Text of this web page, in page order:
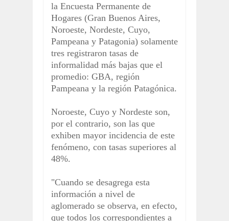
la Encuesta Permanente de
Hogares (Gran Buenos Aires,
Noroeste, Nordeste, Cuyo,
Pampeana y Patagonia) solamente
tres registraron tasas de
informalidad más bajas que el
promedio: GBA, región
Pampeana y la región Patagónica.
Noroeste, Cuyo y Nordeste son,
por el contrario, son las que
exhiben mayor incidencia de este
fenómeno, con tasas superiores al
48%.
"Cuando se desagrega esta
información a nivel de
aglomerado se observa, en efecto,
que todos los correspondientes a